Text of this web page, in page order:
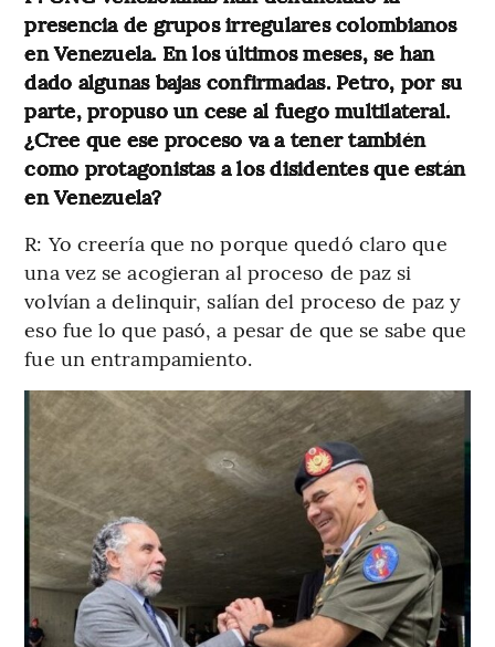
presencia de grupos irregulares colombianos
en Venezuela. En los últimos meses, se han
dado algunas bajas confirmadas. Petro, por su
parte, propuso un cese al fuego multilateral.
¿Cree que ese proceso va a tener también
como protagonistas a los disidentes que están
en Venezuela?
R: Yo creería que no porque quedó claro que
una vez se acogieran al proceso de paz si
volvían a delinquir, salían del proceso de paz y
eso fue lo que pasó, a pesar de que se sabe que
fue un entrampamiento.